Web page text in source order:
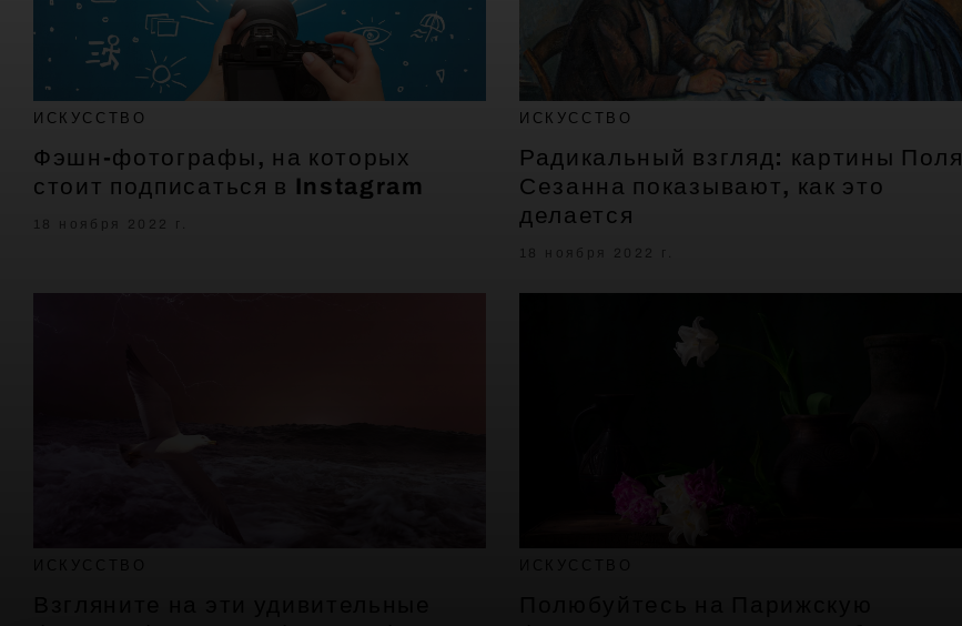
ИСКУССТВО
Фэшн-фотографы, на которых
стоит подписаться в Instagram
18 ноября 2022 г.
ИСКУССТВО
Радикальный взгляд: картины Поля
Сезанна показывают, как это
делается
18 ноября 2022 г.